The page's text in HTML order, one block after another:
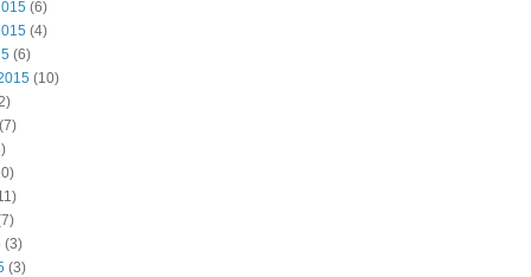
(6)
(4)
(6)
(10)
(3)
(3)